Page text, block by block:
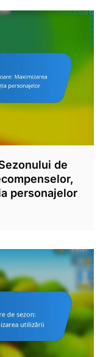
de
personajelor